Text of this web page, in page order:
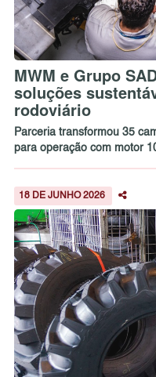
MWM e Grupo
soluções
rodoviário
Parceria transformou 35
para operação com motor
18 DE JUNHO 2026